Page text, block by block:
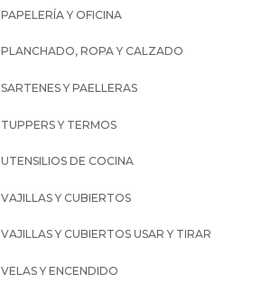
PAPELERÍA Y OFICINA
PLANCHADO, ROPA Y CALZADO
SARTENES Y PAELLERAS
TUPPERS Y TERMOS
UTENSILIOS DE COCINA
VAJILLAS Y CUBIERTOS
VAJILLAS Y CUBIERTOS USAR Y TIRAR
VELAS Y ENCENDIDO